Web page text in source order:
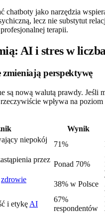
chatboty jako narzędzia
lecz nie substytut
terapii.
AI i stres w
perspektywę
są nową walutą prawdy. Jeśli
rzeczywiście wpływa na poziom
Wynik
niepokój
71%
przez
Ponad 70%
zdrowie
38% w Polsce
i etykę AI
67%
respondentów